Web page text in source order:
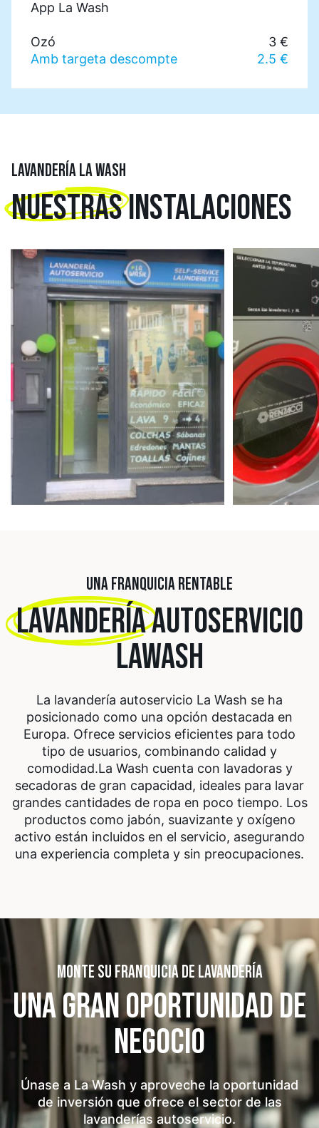
App La Wash
Ozó
3 €
Amb targeta descompte
2.5 €
LAVANDERÍA LA WASH
NUESTRASINSTALACIONES
UNA FRANQUICIA RENTABLE
LAVANDERÍAAUTOSERVICIO
LAWASH
La lavandería autoservicio La Wash se ha
posicionado como una opción destacada en
Europa. Ofrece servicios eficientes para todo
tipo de usuarios, combinando calidad y
comodidad.La Wash cuenta con lavadoras y
secadoras de gran capacidad, ideales para lavar
grandes cantidades de ropa en poco tiempo. Los
productos como jabón, suavizante y oxígeno
activo están incluidos en el servicio, asegurando
una experiencia completa y sin preocupaciones.
MONTE SU FRANQUICIA DE LAVANDERÍA
UNA GRAN OPORTUNIDADDE
NEGOCIO
Únase a La Wash y aproveche la oportunidad
de inversión que ofrece el sector de las
lavanderías autoservicio.